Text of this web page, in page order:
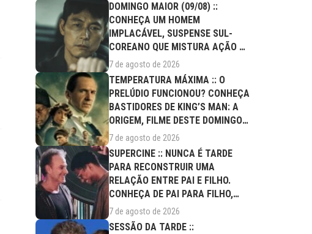
DOMINGO MAIOR (09/08) ::
CONHEÇA UM HOMEM
IMPLACÁVEL, SUSPENSE SUL-
COREANO QUE MISTURA AÇÃO E
DRAMA FAMILIAR
7 de agosto de 2026
TEMPERATURA MÁXIMA :: O
PRELÚDIO FUNCIONOU? CONHEÇA
BASTIDORES DE KING’S MAN: A
ORIGEM, FILME DESTE DOMINGO
(09/08)
7 de agosto de 2026
SUPERCINE :: NUNCA É TARDE
PARA RECONSTRUIR UMA
RELAÇÃO ENTRE PAI E FILHO.
CONHEÇA DE PAI PARA FILHO,
FILME DESTE...
7 de agosto de 2026
SESSÃO DA TARDE ::